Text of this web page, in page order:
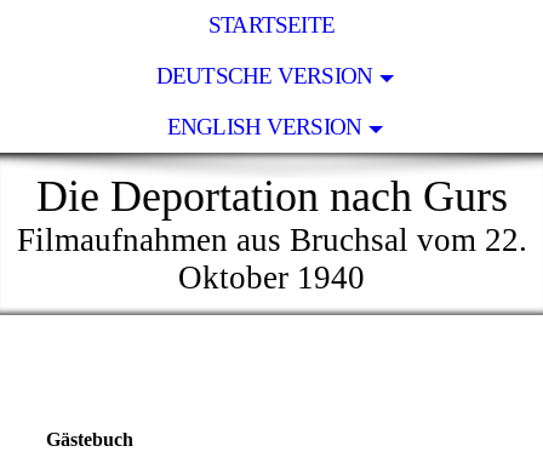
STARTSEITE
DEUTSCHE VERSION
ENGLISH VERSION
Die Deportation nach Gurs
Filmaufnahmen aus Bruchsal vom 22.
Oktober 1940
Gästebuch